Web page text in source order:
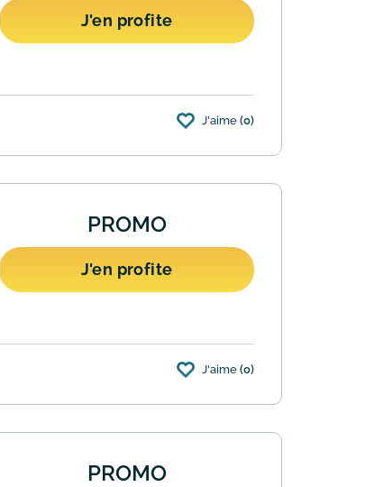
J'en profite
L'opération s'applique aux
J'aime (0)
PROMO
J'en profite
aux pyjamas pour bébé, sans
J'aime (0)
PROMO